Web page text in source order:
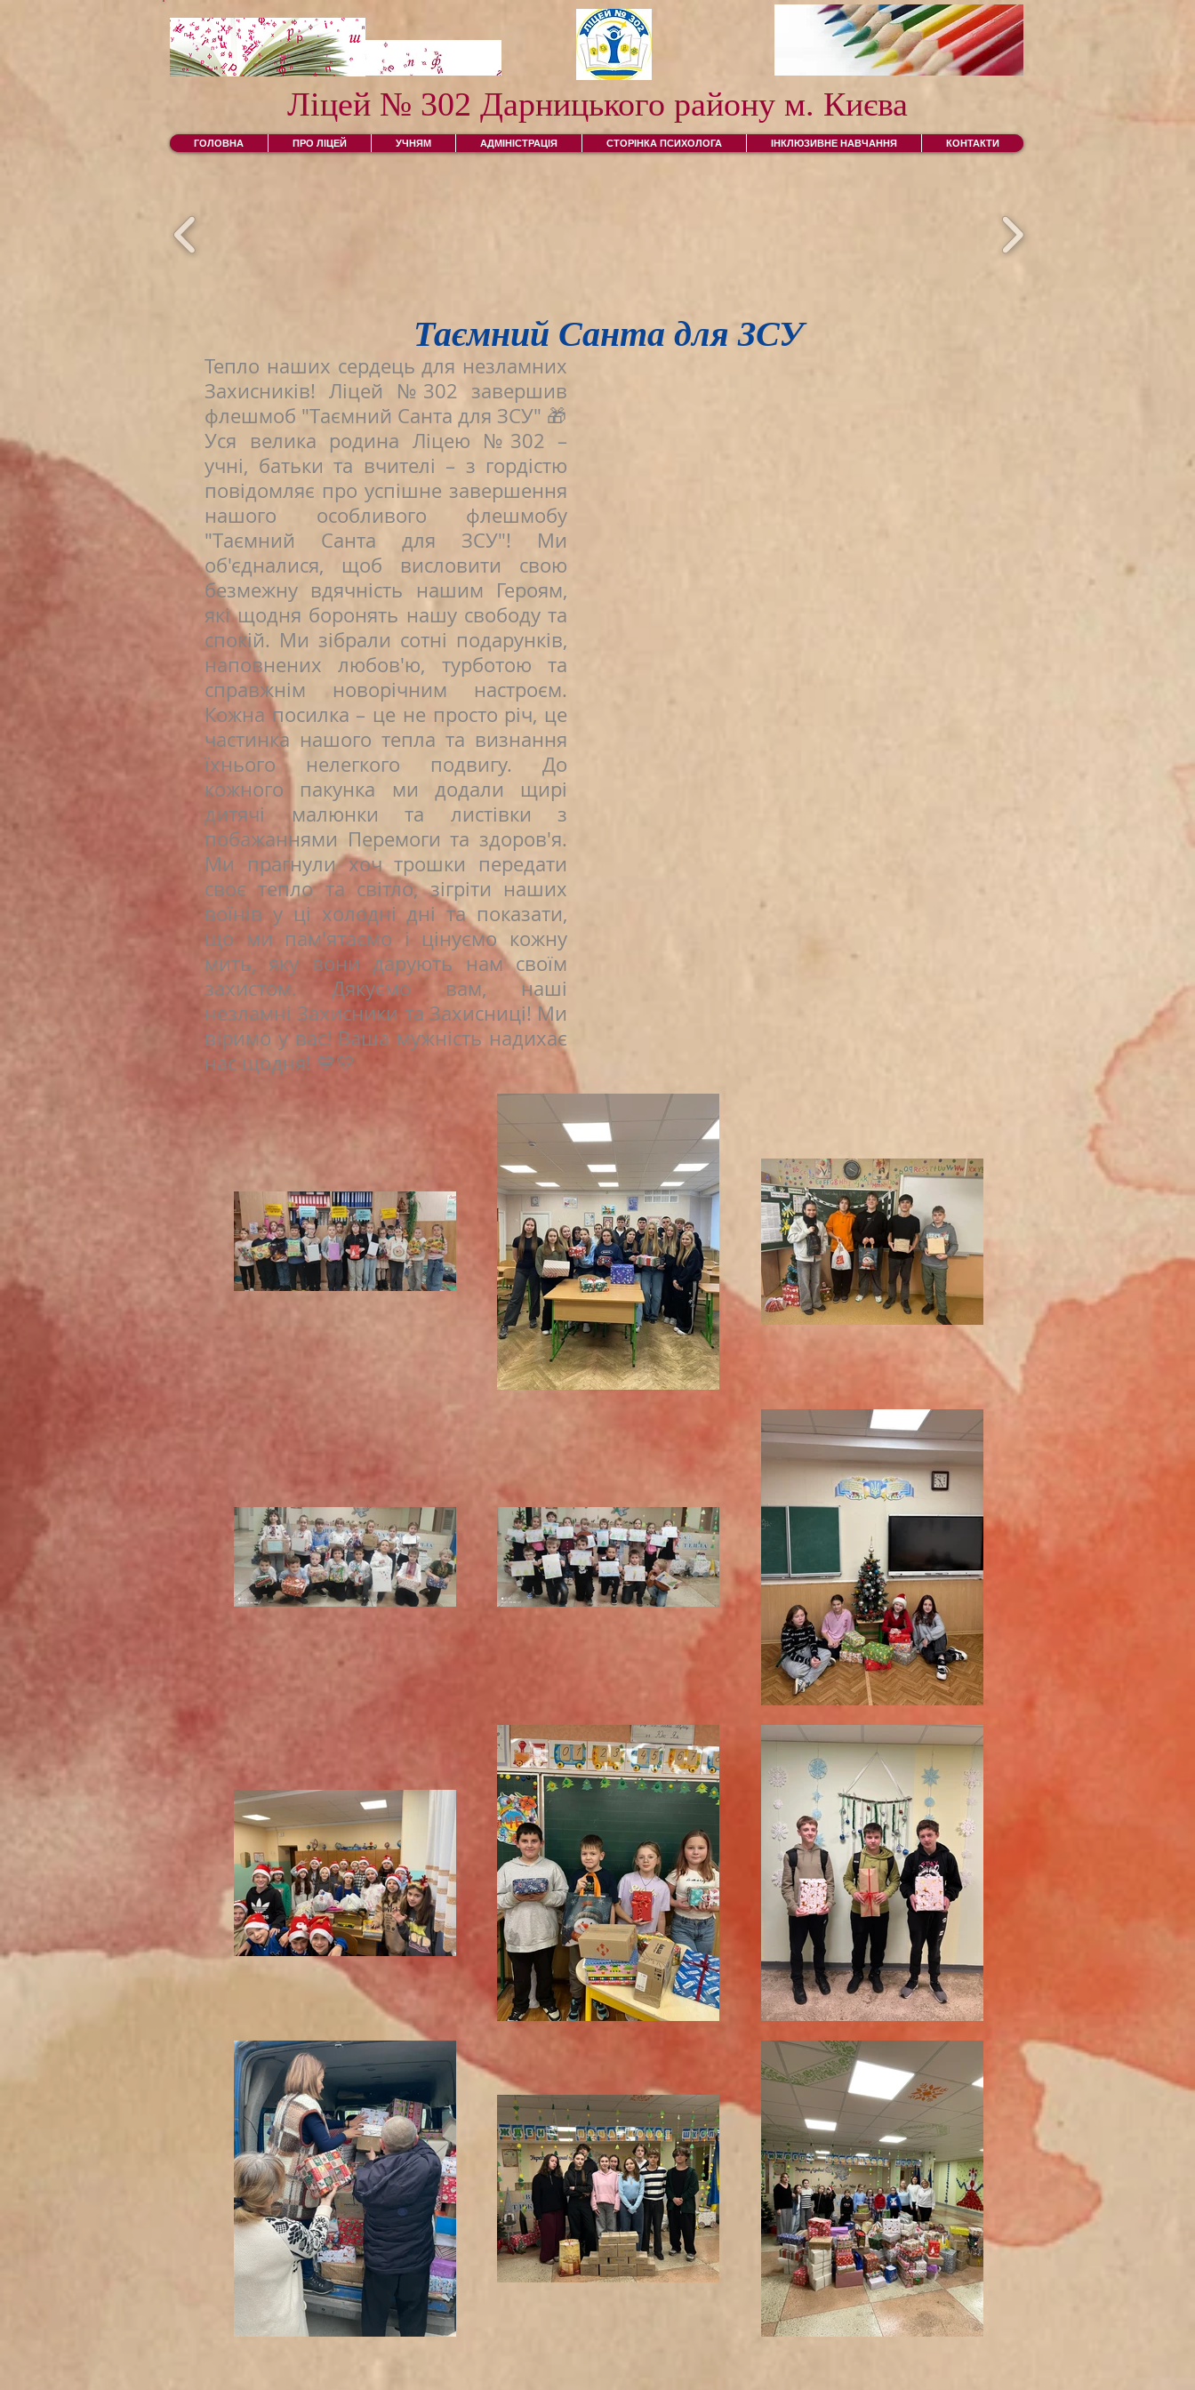
Ліцей № 302 Дарницького району м. Києва
ГОЛОВНА ПРО ЛІЦЕЙ УЧНЯМ АДМІНІСТРАЦІЯ СТОРІНКА ПСИХОЛОГА ІНКЛЮЗИВНЕ НАВЧАННЯ КОНТАКТИ
Таємний Санта для ЗСУ
Тепло наших сердець для незламних
Захисників! Ліцей №302 завершив
флешмоб "Таємний Санта для ЗСУ" 🎁
Уся велика родина Ліцею №302 –
учні, батьки та вчителі – з гордістю
повідомляє про успішне завершення
нашого особливого флешмобу
"Таємний Санта для ЗСУ"! Ми
об'єдналися, щоб висловити свою
безмежну вдячність нашим Героям,
які щодня боронять нашу свободу та
спокій. Ми зібрали сотні подарунків,
наповнених любов'ю, турботою та
справжнім новорічним настроєм.
Кожна посилка – це не просто річ, це
частинка нашого тепла та визнання
їхнього нелегкого подвигу. До
кожного пакунка ми додали щирі
дитячі малюнки та листівки з
побажаннями Перемоги та здоров'я.
Ми прагнули хоч трошки передати
своє тепло та світло, зігріти наших
воїнів у ці холодні дні та показати,
що ми пам'ятаємо і цінуємо кожну
мить, яку вони дарують нам своїм
захистом. Дякуємо вам, наші
незламні Захисники та Захисниці! Ми
віримо у вас! Ваша мужність надихає
нас щодня! 💙💛